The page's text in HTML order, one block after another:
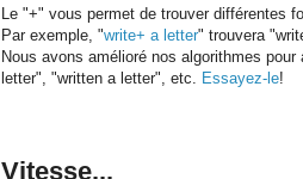
Le "+" vous permet de trouver différentes
Par exemple, "write+ a letter" trouvera
Nous avons amélioré nos algorithmes
letter", "written a letter", etc. Essayez-le!
Vitesse...